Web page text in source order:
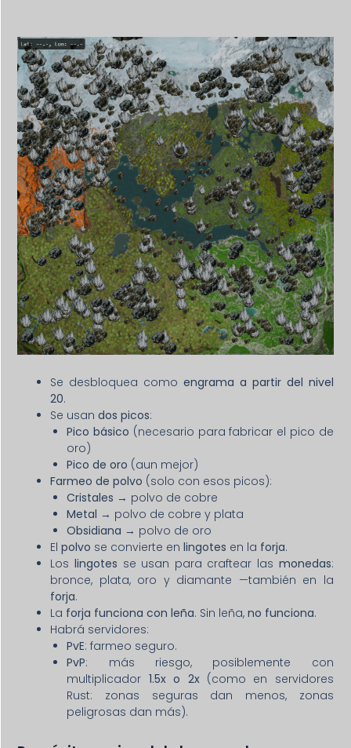
Se desbloquea comoengrama a partir del nivel
20.
Se usandos picos:
Pico básico (necesario para fabricar el pico de
oro)
Pico de oro (aun mejor)
Farmeo de polvo (solo con esos picos):
Cristales → polvo de cobre
Metal → polvo de cobre y plata
Obsidiana → polvo de oro
Elpolvo se convierte enlingotes en la forja.
Los lingotes se usan para craftear las monedas:
bronce, plata, oro y diamante —también en la
forja.
La forja funciona con leña. Sin leña,no funciona.
Habrá servidores:
PvE: farmeo seguro.
PvP: más riesgo, posiblemente con
multiplicador 1.5x o 2x(como en servidores
Rust: zonas seguras dan menos, zonas
peligrosas dan más).